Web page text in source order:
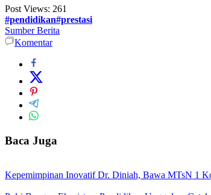
Post Views: 261
#pendidikan#prestasi
Sumber Berita
Komentar
Baca Juga
Kepemimpinan Inovatif Dr. Diniah, Bawa MTsN 1